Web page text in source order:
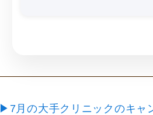
▶7月の大手クリニックのキャ